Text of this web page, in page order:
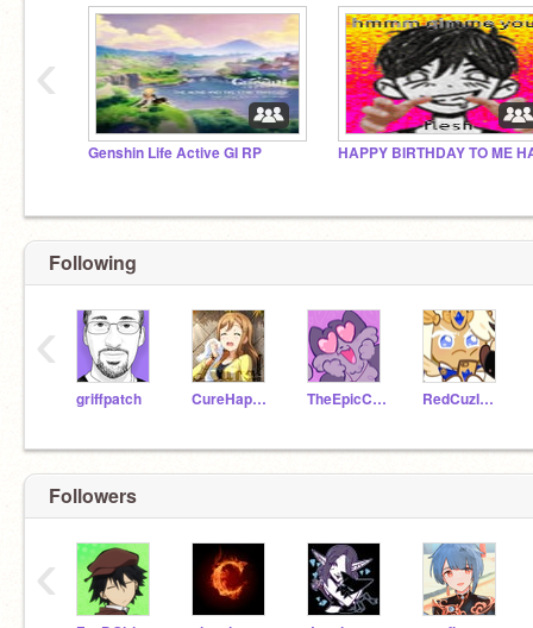
Genshin Life Active GI RP
‹
Following
griffpatch CureHappy4Life TheEpicCake RedCuzImAwesome
‹
Followers
‹